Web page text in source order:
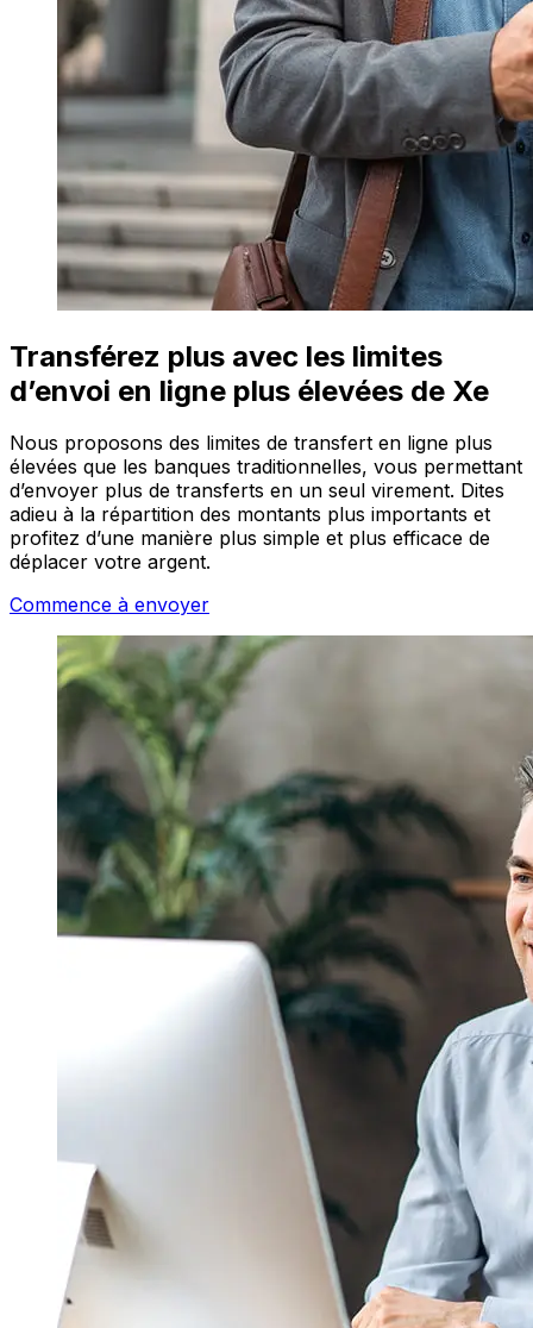
Transférez plus avec les limites
d’envoi en ligne plus élevées de Xe
Nous proposons des limites de transfert en ligne plus
élevées que les banques traditionnelles, vous permettant
d’envoyer plus de transferts en un seul virement. Dites
adieu à la répartition des montants plus importants et
profitez d’une manière plus simple et plus efficace de
déplacer votre argent.
Commence à envoyer